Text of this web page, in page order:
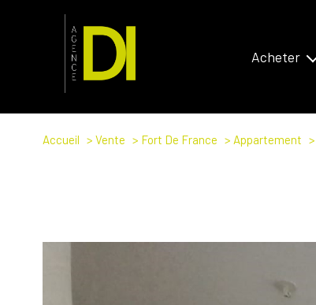
Acheter
Accueil Vente Fort De France Appartement